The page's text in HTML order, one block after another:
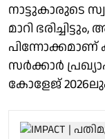
നാട്ടുകാരുടെ
മാറി
പിന്നോക്കമാണ്
സർക്കാർ
കോളേജ് 2026ലും